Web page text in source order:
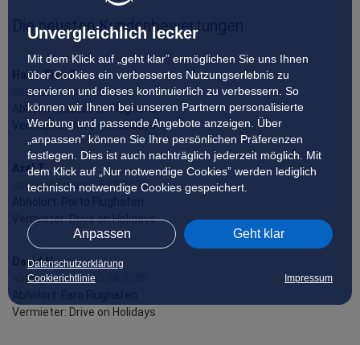
Unvergleichlich lecker
Mit dem Klick auf „geht klar” ermöglichen Sie uns Ihnen
über Cookies ein verbessertes Nutzungserlebnis zu
servieren und dieses kontinuierlich zu verbessern. So
können wir Ihnen bei unseren Partnern personalisierte
Werbung und passende Angebote anzeigen. Über
„anpassen” können Sie Ihre persönlichen Präferenzen
festlegen. Dies ist auch nachträglich jederzeit möglich. Mit
dem Klick auf „Nur notwendige Cookies” werden lediglich
technisch notwendige Cookies gespeichert.
Anpassen Geht klar
Datenschutzerklärung
Cookierichtlinie
Impressum
Die neusten Kundenbewertungen
Hans-Eike G.
abgegeben am 05.08.2026
Abholort: Lissabon Flughafen
Vermieter: Drive on Holidays
Axel T.
abgegeben am 05.08.2026
Vermieter: Drive on Holidays
David N.
abgegeben am 05.08.2026
Vermieter: Drive on Holidays